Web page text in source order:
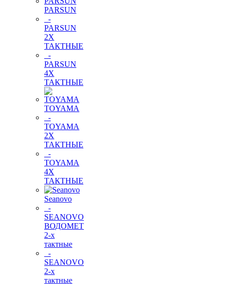
PARSUN
-
PARSUN
2Х
ТАКТНЫЕ
-
PARSUN
4Х
ТАКТНЫЕ
TOYAMA
-
TOYAMA
2Х
ТАКТНЫЕ
-
TOYAMA
4Х
ТАКТНЫЕ
Seanovo
-
SEANOVO
ВОДОМЕТ
2-х
тактные
-
SEANOVO
2-х
тактные